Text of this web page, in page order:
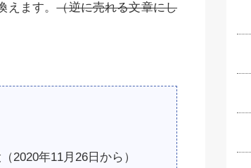
えます。（逆に売れる文章にし
2020年11月26日から）